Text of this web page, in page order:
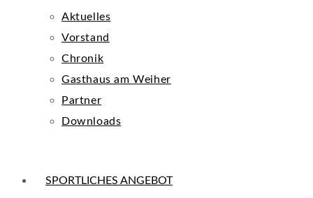
Aktuelles
Vorstand
Chronik
Gasthaus am Weiher
Partner
Downloads
SPORTLICHES ANGEBOT